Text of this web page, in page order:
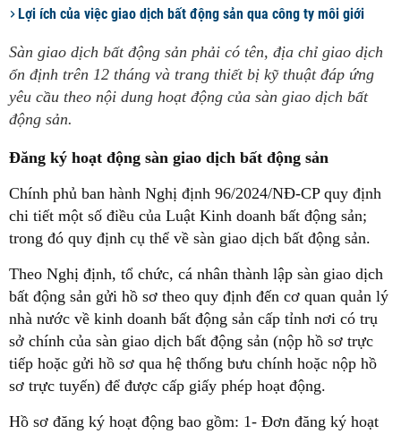
Lợi ích của việc giao dịch bất động sản qua công ty môi giới
Sàn giao dịch bất động sản phải có tên, địa chỉ giao dịch
ổn định trên 12 tháng và trang thiết bị kỹ thuật đáp ứng
yêu cầu theo nội dung hoạt động của sàn giao dịch bất
động sản.
Đăng ký hoạt động sàn giao dịch bất động sản
Chính phủ ban hành Nghị định 96/2024/NĐ-CP quy định
chi tiết một số điều của Luật Kinh doanh bất động sản;
trong đó quy định cụ thể về sàn giao dịch bất động sản.
Theo Nghị định, tổ chức, cá nhân thành lập sàn giao dịch
bất động sản gửi hồ sơ theo quy định đến cơ quan quản lý
nhà nước về kinh doanh bất động sản cấp tỉnh nơi có trụ
sở chính của sàn giao dịch bất động sản (nộp hồ sơ trực
tiếp hoặc gửi hồ sơ qua hệ thống bưu chính hoặc nộp hồ
sơ trực tuyến) để được cấp giấy phép hoạt động.
Hồ sơ đăng ký hoạt động bao gồm: 1- Đơn đăng ký hoạt